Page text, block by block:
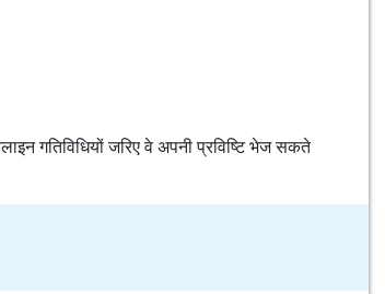
गतिविधियों जरिए वे अपनी प्रविष्टि भेज सकते